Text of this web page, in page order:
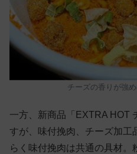
チーズの香りが強
一方、新商品「EXTRA HOT
すが、味付挽肉、チーズ加工
らく味付挽肉は共通の具材。